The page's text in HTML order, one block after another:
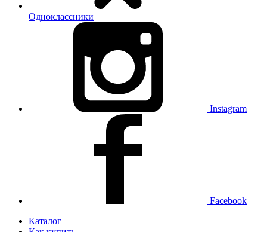
Одноклассники
Instagram
Facebook
Каталог